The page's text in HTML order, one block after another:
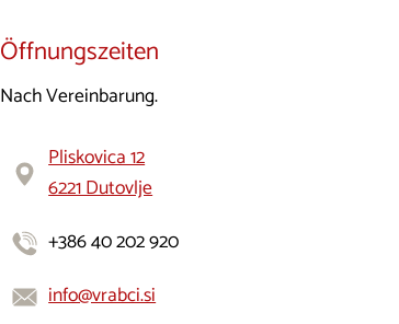
Öffnungszeiten
Nach Vereinbarung.
Pliskovica 12
6221 Dutovlje
+386 40 202 920
info@vrabci.si